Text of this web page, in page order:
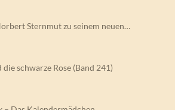
Sternmut zu seinem neuen…
die schwarze Rose (Band 241)